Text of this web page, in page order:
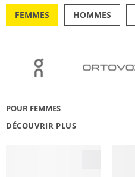
FEMMES HOMMES
POUR FEMMES
DÉCOUVRIR PLUS